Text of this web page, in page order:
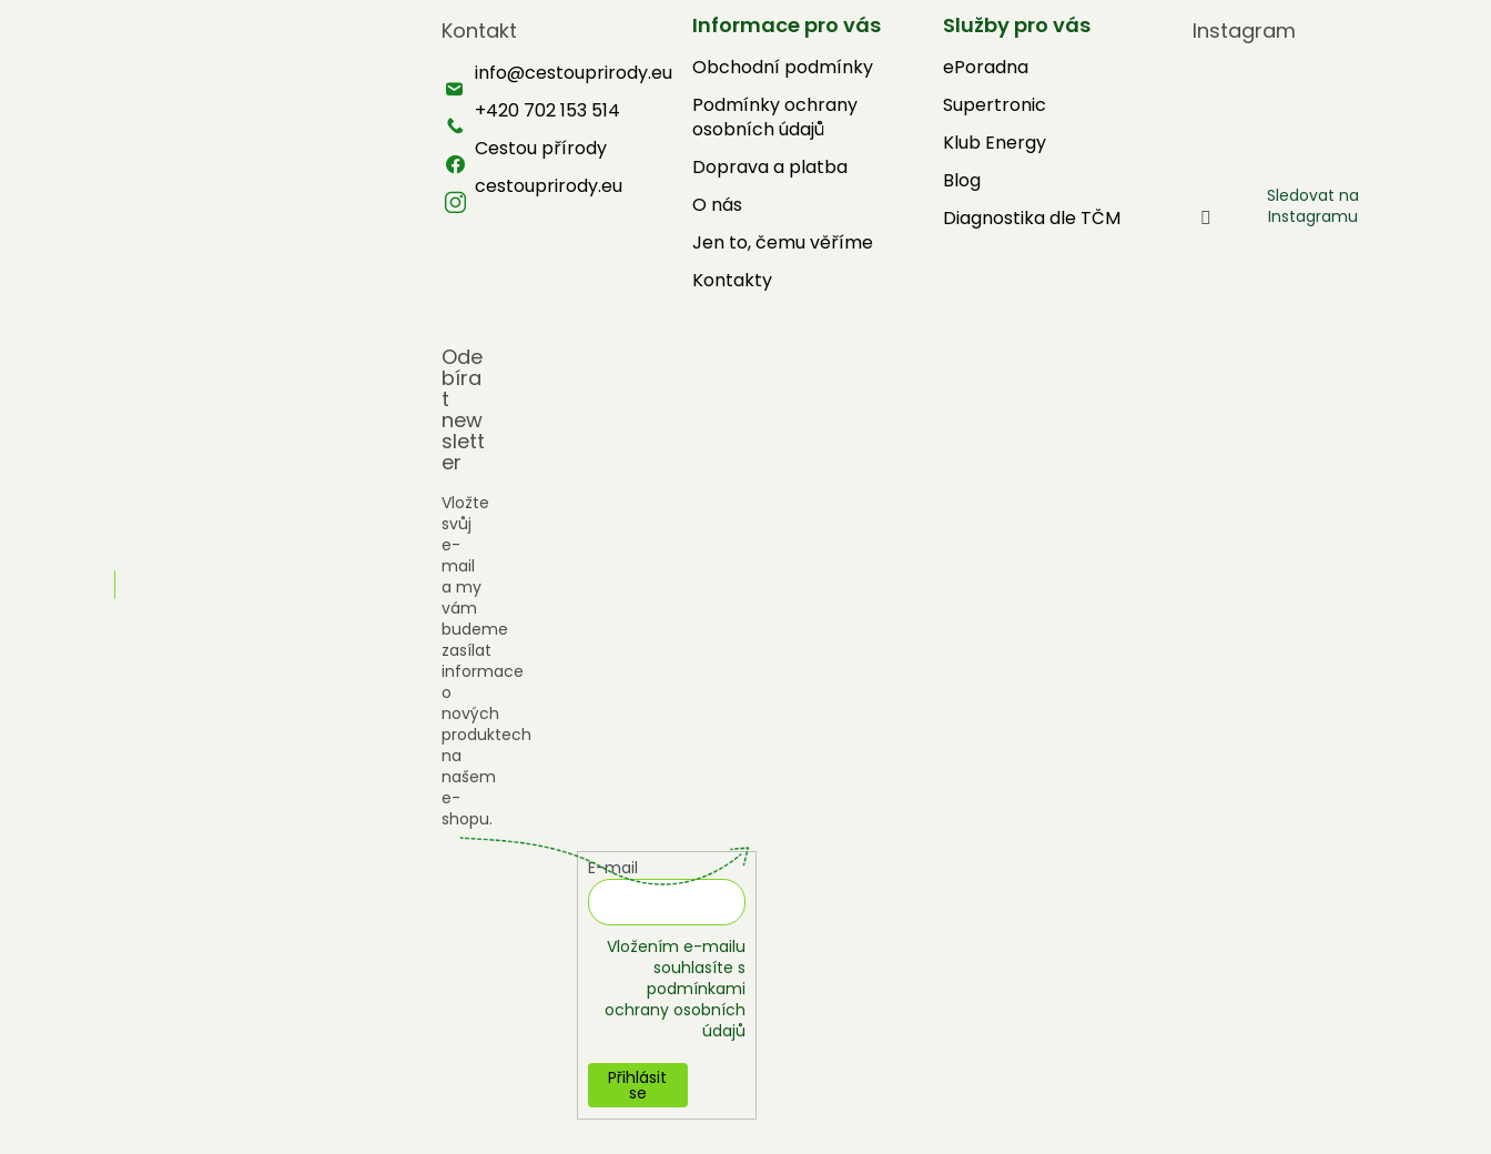
Kontakt
info@cestouprirody.eu
+420 702 153 514
Cestou přírody
cestouprirody.eu
Informace pro vás
Obchodní podmínky
Podmínky ochrany
osobních údajů
Doprava a platba
O nás
Jen to, čemu věříme
Kontakty
Služby pro vás
ePoradna
Supertronic
Klub Energy
Blog
Diagnostika dle TČM
Instagram
Sledovat na
Instagramu
Ode
bíra
t
new
slett
er
Vložte
svůj
e-
mail
a my
vám
budeme
zasílat
informace
o
nových
produktech
na
našem
e-
shopu.
E-mail
Vložením e-mailu
souhlasíte s
podmínkami
ochrany osobních
údajů
Přihlásit
se